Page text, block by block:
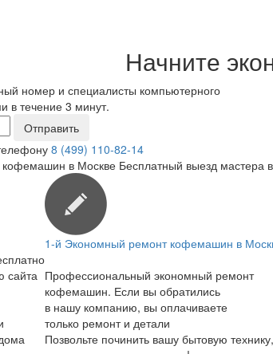
Начните
номер и специалисты компьютерного
в течение 3 минут.
8 (499) 110-82-14
в Москве Бесплатный выезд мастера
1-й Экономный ремонт кофемашин в
сайта Профессиональный экономный ремонт
кофемашин. Если вы обратились
в нашу компанию, вы оплачиваете
только ремонт и детали
Позвольте починить вашу бытовую технику,